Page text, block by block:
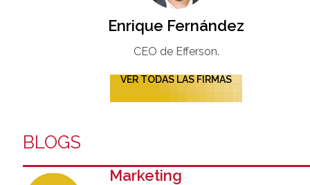
Enrique Fernández
CEO de Efferson.
VER TODAS LAS FIRMAS
BLOGS
Marketing